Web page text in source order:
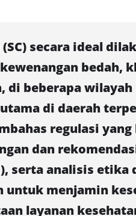
secara ideal
bedah,
beberapa
di daerah
regulasi
dan
serta analisis etika
untuk menjamin
layanan